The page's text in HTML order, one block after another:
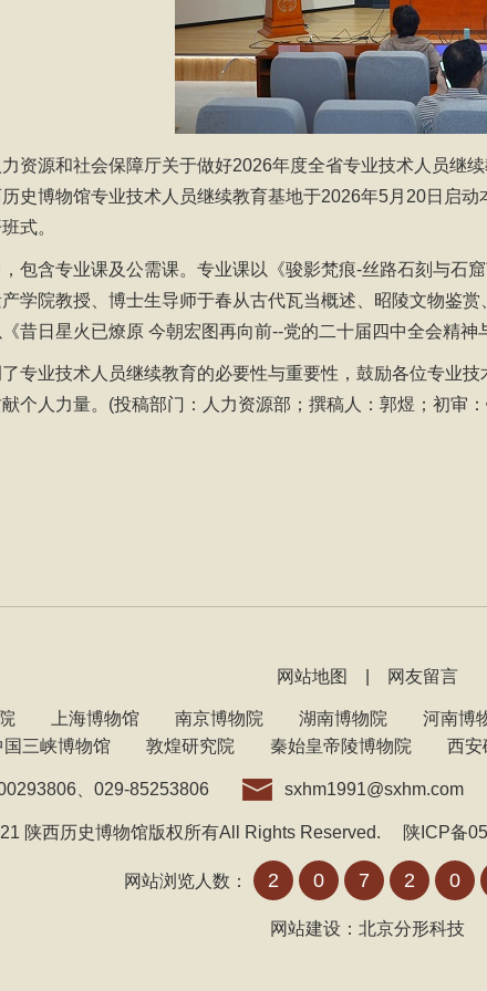
资源和社会保障厅关于做好2026年度全省专业技术人员继
史博物馆专业技术人员继续教育基地于2026年5月20日启
式。
包含专业课及公需课。专业课以《骏影梵痕-丝路石刻与石
学院教授、博士生导师于春从古代瓦当概述、昭陵文物鉴
昔日星火已燎原 今朝宏图再向前--党的二十届四中全会精神
专业技术人员继续教育的必要性与重要性，鼓励各位专业
个人力量。(投稿部门：
人力资源部；撰稿人：郭煜；初审：
网站地图 网友留言
上海博物馆 南京博物院 湖南博物院 河南博
国三峡博物馆 敦煌研究院 秦始皇帝陵博物院 西安
、029-85253806 sxhm1991@sxhm.com
陕西历史博物馆版权所有All Rights Reserved. 陕ICP备
网站浏览人数： 2 0 7 2 0
网站建设 ： 北京分形科技